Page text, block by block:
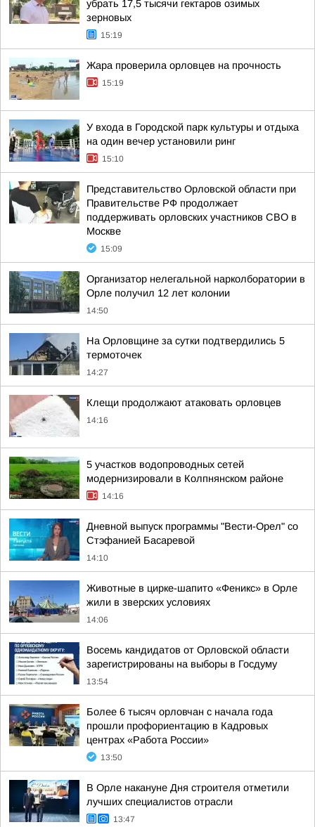
убрать 17,5 тысячи гектаров озимых
зерновых
15:19
Жара проверила орловцев на прочность
15:19
У входа в Городской парк культуры и отдыха
на один вечер установили ринг
15:10
Представительство Орловской области при
Правительстве РФ продолжает
поддерживать орловских участников СВО в
Москве
15:09
Организатор нелегальной нарколборатории в
Орле получил 12 лет колонии
14:50
На Орловщине за сутки подтвердились 5
термоточек
14:27
Клещи продолжают атаковать орловцев
14:16
5 участков водопроводных сетей
модернизировали в Колпнянском районе
14:16
Дневной выпуск программы "Вести-Орел" со
Стэфанией Басаревой
14:10
Животные в цирке-шапито «Феникс» в Орле
жили в зверских условиях
14:06
Восемь кандидатов от Орловской области
зарегистрированы на выборы в Госдуму
13:54
Более 6 тысяч орловчан с начала года
прошли профориентацию в Кадровых
центрах «Работа России»
13:50
В Орле накануне Дня строителя отметили
лучших специалистов отрасли
13:47